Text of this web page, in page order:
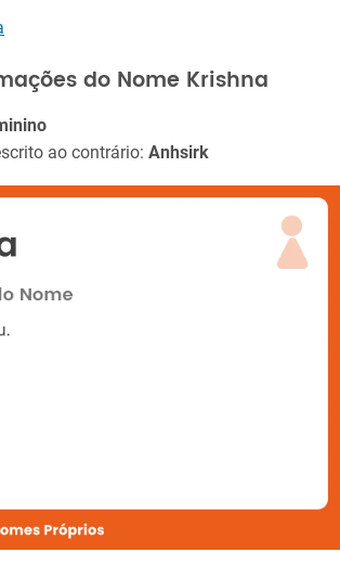
do Nome Krishna
ao contrário: Anhsirk